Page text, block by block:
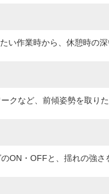
い作業時から、休憩時の
クなど、前傾姿勢を取り
ON・OFFと、揺れの強さ